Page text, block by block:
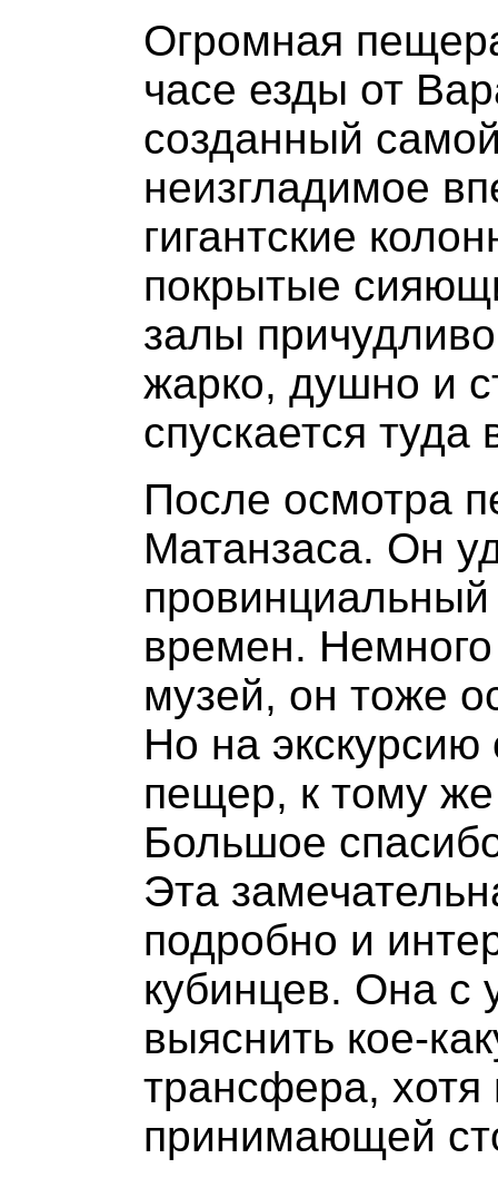
Огромная
часе езды от
созданный
неизгладимое
гигантские
покрытые
залы
жарко, душно и
спускается
После осмотра
Матанзаса. Он
провинциальный
времен. Немного
музей, он тоже
Но на экскурсию
пещер, к тому
Большое
Эта
подробно и
кубинцев. Она с
выяснить кое-
трансфера, хотя
принимающей